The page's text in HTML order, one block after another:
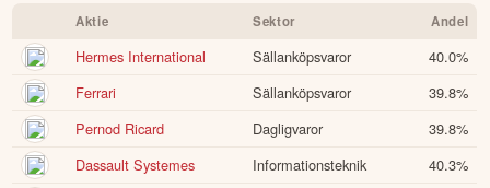
Aktie Sektor Andel
Hermes International Sällanköpsvaror 40.0%
Ferrari
Sällanköpsvaror 39.8%
Pernod Ricard
Dagligvaror 39.8%
Dassault Systemes
Informationsteknik 40.3%